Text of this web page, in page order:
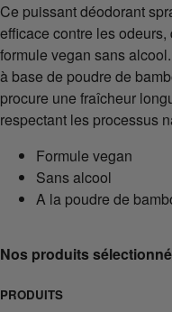
Ce puissant déodorant
efficace contre les
formule vegan sans
à base de poudre de
procure une fraîcheur
respectant les processus
Formule vegan
Sans alcool
A la poudre de
Nos produits
PRODUITS